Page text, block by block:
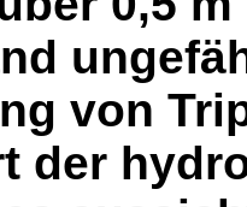
von
der